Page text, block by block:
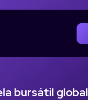
bursátil global